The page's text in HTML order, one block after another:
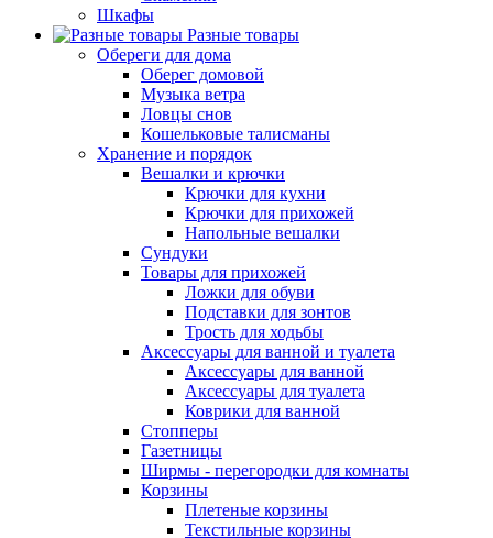
Шкафы
Разные товары
Обереги для дома
Оберег домовой
Музыка ветра
Ловцы снов
Кошельковые талисманы
Хранение и порядок
Вешалки и крючки
Крючки для кухни
Крючки для прихожей
Напольные вешалки
Сундуки
Товары для прихожей
Ложки для обуви
Подставки для зонтов
Трость для ходьбы
Аксессуары для ванной и туалета
Аксессуары для ванной
Аксессуары для туалета
Коврики для ванной
Стопперы
Газетницы
Ширмы - перегородки для комнаты
Корзины
Плетеные корзины
Текстильные корзины